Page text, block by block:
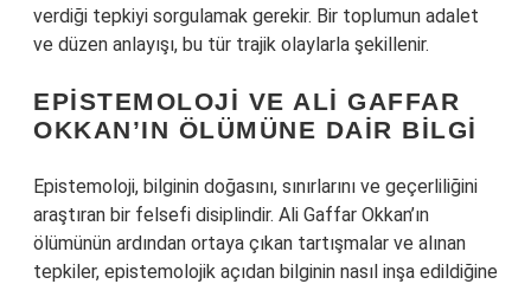
verdiği tepkiyi sorgulamak gerekir. Bir toplumun adalet
ve düzen anlayışı, bu tür trajik olaylarla şekillenir.
EPISTEMOLOJI VE ALI GAFFAR
OKKAN’IN ÖLÜMÜNE DAIR BILGI
Epistemoloji, bilginin doğasını, sınırlarını ve geçerliliğini
araştıran bir felsefi disiplindir. Ali Gaffar Okkan’ın
ölümünün ardından ortaya çıkan tartışmalar ve alınan
tepkiler, epistemolojik açıdan bilginin nasıl inşa edildiğine